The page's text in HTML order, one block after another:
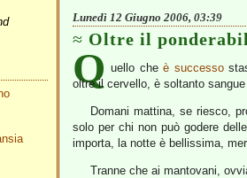
Lunedì 12 Giugno 2006, 03:39
Oltre il
Q uello che è successo
oltre il cervello, è soltanto
Domani mattina, se riesco,
solo per chi non può godere
importa, la notte è bellissima,
Tranne che ai mantovani,